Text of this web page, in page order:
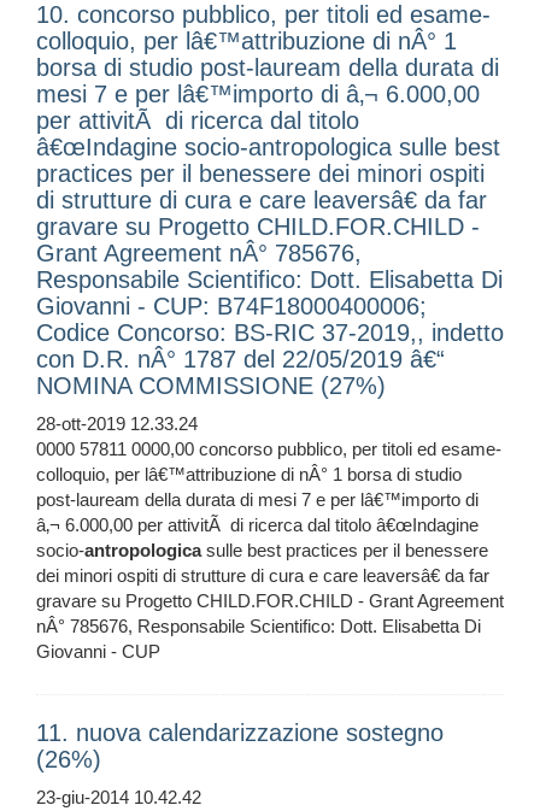
10. concorso pubblico, per titoli ed esame-
colloquio, per lâ€™attribuzione di nÂ° 1
borsa di studio post-lauream della durata di
mesi 7 e per lâ€™importo di â‚¬ 6.000,00
per attivitÃ di ricerca dal titolo
â€œIndagine socio-antropologica sulle best
practices per il benessere dei minori ospiti
di strutture di cura e care leaversâ€ da far
gravare su Progetto CHILD.FOR.CHILD -
Grant Agreement nÂ° 785676,
Responsabile Scientifico: Dott. Elisabetta Di
Giovanni - CUP: B74F18000400006;
Codice Concorso: BS-RIC 37-2019,, indetto
con D.R. nÂ° 1787 del 22/05/2019 â€“
NOMINA COMMISSIONE (27%)
28-ott-2019 12.33.24
0000 57811 0000,00 concorso pubblico, per titoli ed esame-
colloquio, per lâ€™attribuzione di nÂ° 1 borsa di studio
post-lauream della durata di mesi 7 e per lâ€™importo di
â‚¬ 6.000,00 per attivitÃ di ricerca dal titolo â€œIndagine
socio-antropologicasulle best practices per il benessere
dei minori ospiti di strutture di cura e care leaversâ€ da far
gravare su Progetto CHILD.FOR.CHILD - Grant Agreement
nÂ° 785676, Responsabile Scientifico: Dott. Elisabetta Di
Giovanni - CUP
11. nuova calendarizzazione sostegno
(26%)
23-giu-2014 10.42.42